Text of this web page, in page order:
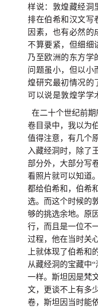
样说： 敦煌藏经洞
排在伯希和汉文写
因素，也有必然的
不算要紧，但细细
乃至欧洲的东方学
问题虽小，但以小
煌研究最初情况的
可以说是敦煌学学
在二十个世纪前
卷目录中，我以为
值得注意，有几个
入藏经洞时，除了
部分外，大部分写
看照片就可以知道
都给伯希和，伯希
选。而这个时候的
够的挑选余地。原
行，而且是一位不
过程，他在当时关
上就体现了伯希和
从藏经洞的宝藏中
一样。斯坦因是梵
文，更谈不上有多
卷，斯坦因当时能